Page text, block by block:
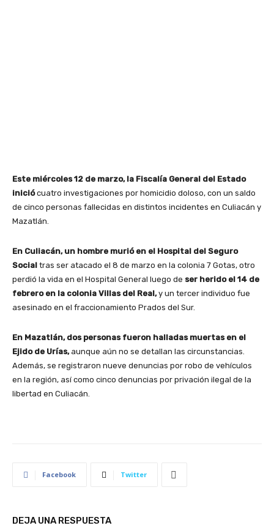
Este miércoles 12 de marzo, la Fiscalía General del Estado
iniciócuatro investigaciones por homicidio doloso, con un saldo
de cinco personas fallecidas en distintos incidentes en Culiacán y
Mazatlán.
En Culiacán, un hombre murió en el Hospital del Seguro
Social tras ser atacado el 8 de marzo en la colonia 7 Gotas, otro
perdió la vida en el Hospital General luego de ser herido el 14 de
febrero en la colonia Villas del Real,y un tercer individuo fue
asesinado en el fraccionamiento Prados del Sur.
En Mazatlán, dos personas fueron halladas muertas en el
Ejido de Urías,aunque aún no se detallan las circunstancias.
Además, se registraron nueve denuncias por robo de vehículos
en la región, así como cinco denuncias por privación ilegal de la
libertad en Culiacán.
Facebook Twitter
DEJA UNA RESPUESTA